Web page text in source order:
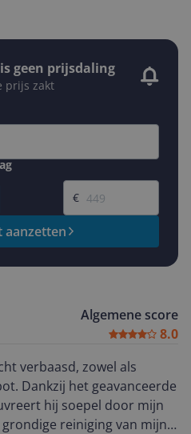
geen prijsdaling
prijs zakt
Gewenste prijs
€
aanzetten
Algemene score
8.0
verbaasd, zowel als
Dankzij het geavanceerde
hij soepel door mijn
reiniging van mijn